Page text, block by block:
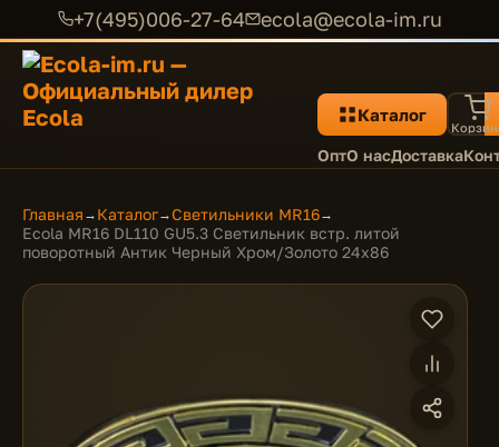
+7(495)006-27-64 ecola@ecola-im.ru
Каталог
ОптО насДоставка
Главная → Каталог→Светильники MR16→
Ecola MR16 DL110 GU5.3 Светильник встр. литой
поворотный Антик Черный Хром/Золото 24x86